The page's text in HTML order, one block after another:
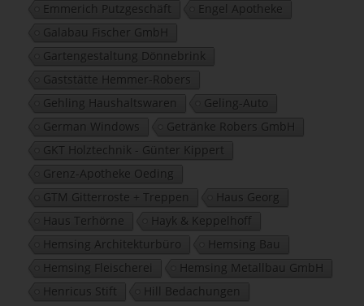
Emmerich Putzgeschäft
Engel Apotheke
Galabau Fischer GmbH
Gartengestaltung Dönnebrink
Gaststätte Hemmer-Robers
Gehling Haushaltswaren
Geling-Auto
German Windows
Getränke Robers GmbH
GKT Holztechnik - Günter Kippert
Grenz-Apotheke Oeding
GTM Gitterroste + Treppen
Haus Georg
Haus Terhörne
Hayk & Keppelhoff
Hemsing Architekturbüro
Hemsing Bau
Hemsing Fleischerei
Hemsing Metallbau GmbH
Henricus Stift
Hill Bedachungen